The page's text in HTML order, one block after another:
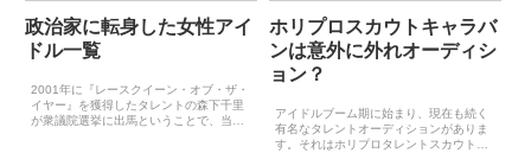
政治家に転身した女性アイ
ドル一覧
2001年に『レースクイーン・オブ・ザ・
イヤー』を獲得したタレントの森下千里
が衆議院選挙に出馬ということで、当サ
ホリプロスカウトキャラバ
ンは意外に外れオーディシ
ョン？
アイドルブーム期に始まり、現在も続く
有名なタレントオーディションがありま
す。それはホリプロタレントスカウトキ